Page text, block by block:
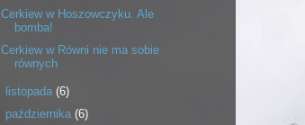
Cerkiew w Hoszowczyku. Ale
bomba!
Cerkiew w Równi nie ma sobie
równych
listopada (6)
października (6)